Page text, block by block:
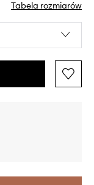
Tabela rozmiarów